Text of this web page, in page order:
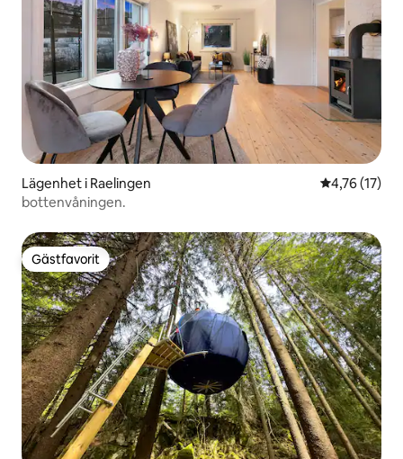
Lägenhet i Raelingen 4,76 av 5 i
4,76 (17)
bottenvåningen.
Gästfavorit
Gästfavorit